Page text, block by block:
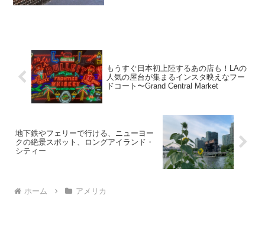
もうすぐ日本初上陸するあの店も！LAの
人気の屋台が集まるインスタ映えなフー
ドコート〜Grand Central Market
地下鉄やフェリーで行ける、ニューヨー
クの絶景スポット、ロングアイランド・
シティー
ホーム アメリカ